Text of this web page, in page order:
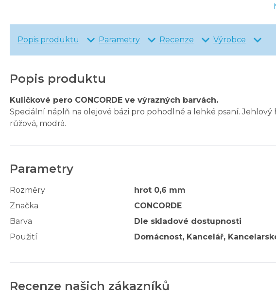
Popis produktu Parametry Recenze Výrobce
Popis produktu
Kuličkové pero CONCORDE ve výrazných barvách.
Speciální náplň na olejové bázi pro pohodlné a lehké psaní.
růžová, modrá.
Parametry
Rozměry
hrot 0,6 mm
Značka
CONCORDE
Barva
Dle skladové dostupnosti
Použití
Domácnost, Kancelář,
Recenze našich zákazníků